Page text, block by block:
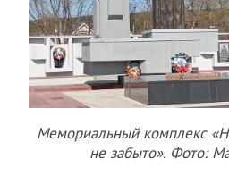
Мемориальный комплекс
не забыто». Фото: